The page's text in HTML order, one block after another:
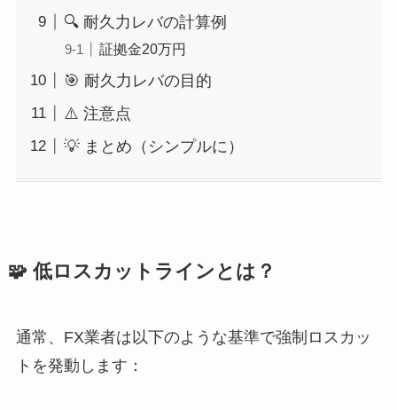
🔍 耐久力レバの計算例
証拠金20万円
🎯 耐久力レバの目的
⚠️ 注意点
💡 まとめ（シンプルに）
🧩 低ロスカットラインとは？
通常、FX業者は以下のような基準で強制ロスカッ
トを発動します：